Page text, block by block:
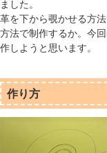
ました。
革を下から覗かせる方
方法で制作するか。今
作しようと思います。
作り方